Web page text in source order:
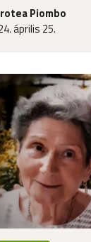
Piombo
április 25.